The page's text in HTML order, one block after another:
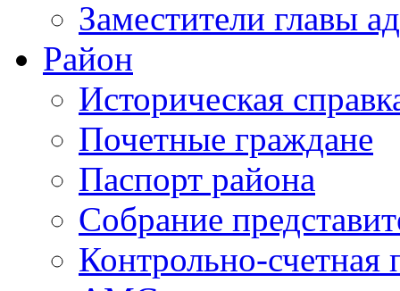
Заместители главы
Район
Историческая
Почетные граждане
Паспорт района
Собрание
Контрольно-счетная